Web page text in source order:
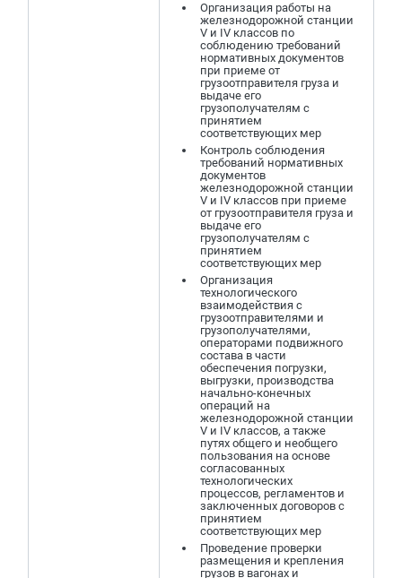
Организация работы на
железнодорожной станции
V и IV классов по
соблюдению требований
нормативных документов
при приеме от
грузоотправителя груза и
выдаче его
грузополучателям с
принятием
соответствующих мер
Контроль соблюдения
требований нормативных
документов
железнодорожной станции
V и IV классов при приеме
от грузоотправителя груза и
выдаче его
грузополучателям с
принятием
соответствующих мер
Организация
технологического
взаимодействия с
грузоотправителями и
грузополучателями,
операторами подвижного
состава в части
обеспечения погрузки,
выгрузки, производства
начально-конечных
операций на
железнодорожной станции
V и IV классов, а также
путях общего и необщего
пользования на основе
согласованных
технологических
процессов, регламентов и
заключенных договоров с
принятием
соответствующих мер
Проведение проверки
размещения и крепления
грузов в вагонах и